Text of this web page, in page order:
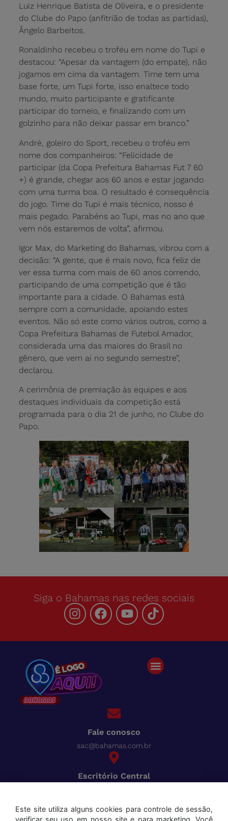
Luiz Henrique Batista de Oliveira, e o presidente
do Clube do Papo (anfitrião de todas as partidas),
Ângelo Barbeitos.
Ronaldinho recebeu o troféu em nome do Tupi e
destacou: “Apesar da vantagem (do empate), não
jogamos em cima da vantagem. Time tem uma
base forte, um Tupi forte, isso enaltece todo
mundo, muito participante e gratificante
participar do torneio, e finalizando com um
golzinho para não deixar passar em branco.”
André, goleiro do Sport, recebeu o troféu em
nome dos companheiros: “Felicidade de
participar (da Copa Prefeitura Bahamas Fut 7 60
+) é grande, chegar aos 60 anos e estar jogando
com uma turma boa. O resultado é consequência
do jogo. Time do Tupi é mais técnico, nosso é
mais pegado. Parabéns ao Tupi, mas no ano que
vem nós estaremos de volta”, afirmou.
Igor Max, do Marketing do Bahamas, vibrou com a
decisão: “A gente, que é mais novo, fica feliz de
ver essa turma com mais de 60 anos correndo,
participando de uma competição que é tão
importante para a cidade. O Bahamas está
sempre com a comunidade, apoiando estes
eventos. Não só este como vários outros, como a
Copa Prefeitura Bahamas de Futebol Amador,
considerada uma das maiores do Brasil no
gênero, que vem aí no segundo semestre”,
declarou.
A cerimônia de premiação às equipes e aos
destaques individuais da competição está
programada para o dia 21 de junho, no Clube do
Papo.
Siga o Bahamas nas redes sociais
Fale conosco
sac@bahamas.com.br
Escritório Central
Cred
Este site utiliza alguns cookies para controle de sessão,
verificar seu uso em nosso site e para marketing. Você